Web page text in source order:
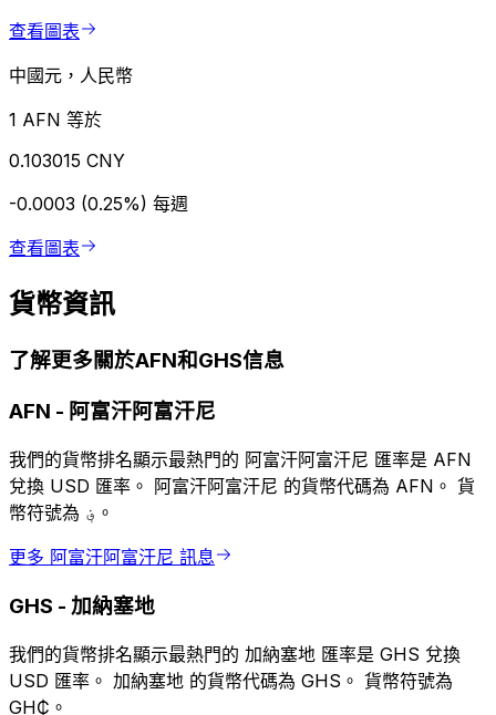
查看圖表
中國元，人民幣
1 AFN 等於
0.103015 CNY
-0.0003 (0.25%) 每週
查看圖表
貨幣資訊
了解更多關於AFN和GHS信息
AFN - 阿富汗阿富汗尼
我們的貨幣排名顯示最熱門的 阿富汗阿富汗尼 匯率是 AFN
兌換 USD 匯率。 阿富汗阿富汗尼 的貨幣代碼為 AFN。 貨
幣符號為 ؋。
更多 阿富汗阿富汗尼 訊息
GHS - 加納塞地
我們的貨幣排名顯示最熱門的 加納塞地 匯率是 GHS 兌換
USD 匯率。 加納塞地 的貨幣代碼為 GHS。 貨幣符號為
GH₵。